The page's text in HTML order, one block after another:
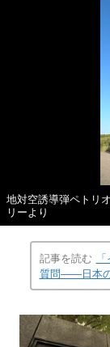
地対空誘導弾ペトリ
リーより
記事を読む
質問――日本の